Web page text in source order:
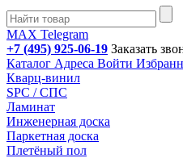
MAX Telegram
+7 (495) 925-06-19 Заказать
Каталог Адреса Войти
Кварц-винил
SPC / СПС
Ламинат
Инженерная доска
Паркетная доска
Плетёный пол